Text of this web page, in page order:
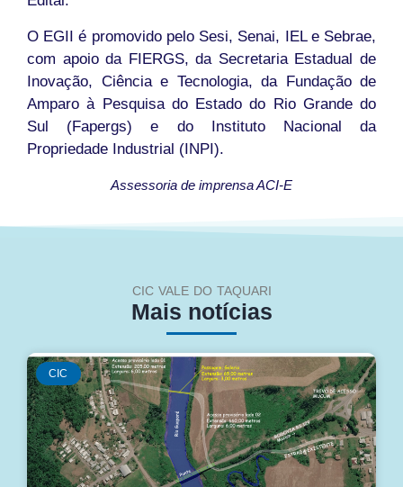
O EGII é promovido pelo Sesi, Senai, IEL e Sebrae,
com apoio da FIERGS, da Secretaria Estadual de
Inovação, Ciência e Tecnologia, da Fundação de
Amparo à Pesquisa do Estado do Rio Grande do
Sul (Fapergs) e do Instituto Nacional da
Propriedade Industrial (INPI).
Assessoria de imprensa ACI-E
CIC VALE DO TAQUARI
Mais notícias
CIC